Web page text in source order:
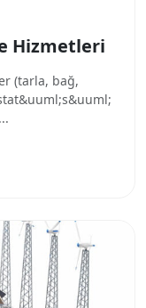
Hizmetleri
(tarla, bağ,